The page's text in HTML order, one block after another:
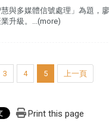
與多媒體信號處理」為題，
升級。...(more)
3 4 5 上一頁
Print this page